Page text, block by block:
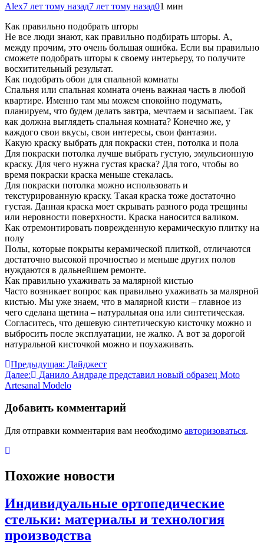
Alex7 лет тому назад7 лет тому назад01 мин
Как правильно подобрать шторы
Не все люди знают, как правильно подбирать шторы. А,
между прочим, это очень большая ошибка. Если вы правильно
сможете подобрать шторы к своему интерьеру, то получите
восхитительный результат.
Как подобрать обои для спальной комнаты
Спальня или спальная комната очень важная часть в любой
квартире. Именно там мы можем спокойно подумать,
планируем, что будем делать завтра, мечтаем и засыпаем. Так
как должна выглядеть спальная комната? Конечно же, у
каждого свои вкусы, свои интересы, свои фантазии.
Какую краску выбрать для покраски стен, потолка и пола
Для покраски потолка лучше выбрать густую, эмульсионную
краску. Для чего нужна густая краска? Для того, чтобы во
время покраски краска меньше стекалась.
Для покраски потолка можно использовать и
текстурированную краску. Такая краска тоже достаточно
густая. Данная краска моет скрывать разного рода трещины
или неровности поверхности. Краска наносится валиком.
Как отремонтировать поврежденную керамическую плитку на
полу
Полы, которые покрыты керамической плиткой, отличаются
достаточно высокой прочностью и меньше других полов
нуждаются в дальнейшем ремонте.
Как правильно ухаживать за малярной кистью
Часто возникает вопрос как правильно ухаживать за малярной
кистью. Мы уже знаем, что в малярной кисти – главное из
чего сделана щетина – натуральная она или синтетическая.
Согласитесь, что дешевую синтетическую кисточку можно и
выбросить после эксплуатации, не жалко. А вот за дорогой
натуральной кисточкой можно и поухаживать.
Навигация
по
Предыдущая: Дайджест
Далее:
Данило Андраде представил новый образец Moto
Artesanal Modelo
Добавить комментарий
Для отправки комментария вам необходимо авторизоваться.
Похожие новости
Индивидуальные ортопедические
стельки: материалы и технология
производства